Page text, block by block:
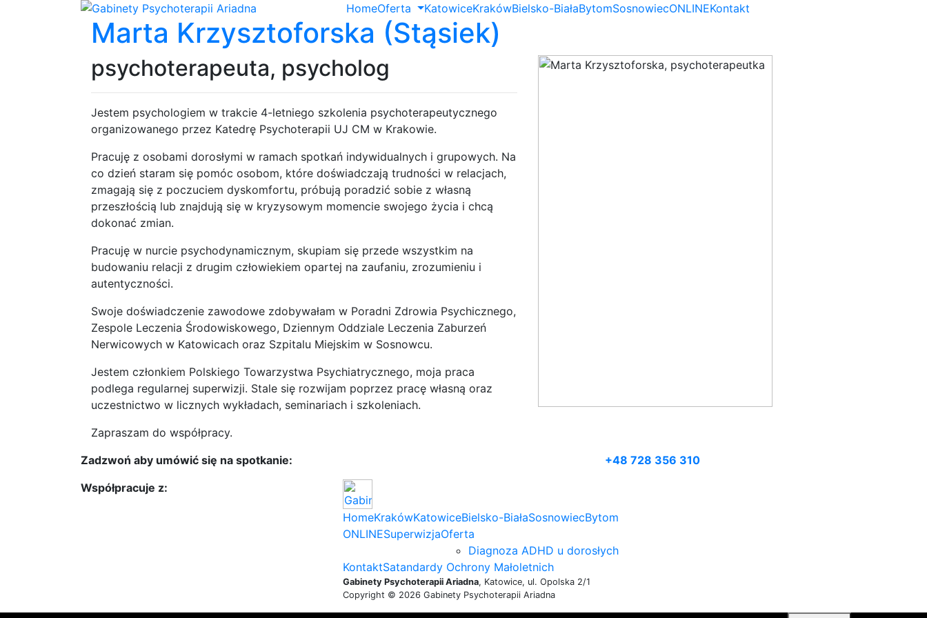
HomeOferta KatowiceKrakówBielsko-BiałaBytomSosnowiecONLINEKontakt
Marta Krzysztoforska (Stąsiek)
psychoterapeuta, psycholog
Jestem psychologiem w trakcie 4-letniego szkolenia psychoterapeutycznego
organizowanego przez Katedrę Psychoterapii UJ CM w Krakowie.
Pracuję z osobami dorosłymi w ramach spotkań indywidualnych i grupowych. Na
co dzień staram się pomóc osobom, które doświadczają trudności w relacjach,
zmagają się z poczuciem dyskomfortu, próbują poradzić sobie z własną
przeszłością lub znajdują się w kryzysowym momencie swojego życia i chcą
dokonać zmian.
Pracuję w nurcie psychodynamicznym, skupiam się przede wszystkim na
budowaniu relacji z drugim człowiekiem opartej na zaufaniu, zrozumieniu i
autentyczności.
Swoje doświadczenie zawodowe zdobywałam w Poradni Zdrowia Psychicznego,
Zespole Leczenia Środowiskowego, Dziennym Oddziale Leczenia Zaburzeń
Nerwicowych w Katowicach oraz Szpitalu Miejskim w Sosnowcu.
Jestem członkiem Polskiego Towarzystwa Psychiatrycznego, moja praca
podlega regularnej superwizji. Stale się rozwijam poprzez pracę własną oraz
uczestnictwo w licznych wykładach, seminariach i szkoleniach.
Zapraszam do współpracy.
Zadzwoń aby umówić się na spotkanie:
+48 728 356 310
Współpracuje z:
HomeKrakówKatowiceBielsko-BiałaSosnowiecBytom
ONLINESuperwizjaOferta
Diagnoza ADHD u dorosłych
KontaktSatandardy Ochrony Małoletnich
Gabinety Psychoterapii Ariadna, Katowice, ul. Opolska 2/1
Copyright © 2026 Gabinety Psychoterapii Ariadna